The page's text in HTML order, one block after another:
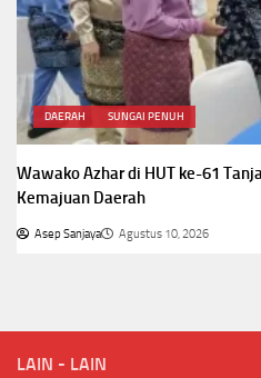
DAERAH SUNGAI PENUH
Wawako Azhar di HUT ke-61
Kemajuan Daerah
Asep Sanjaya Agustus 10, 2026
LAIN - LAIN